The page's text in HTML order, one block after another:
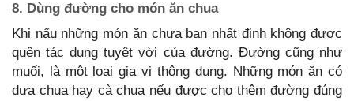
8. Dùng đường cho món ăn chua
Khi nấu những món ăn chưa bạn nhất định không được
quên tác dụng tuyệt vời của đường. Đường cũng như
muối, là một loại gia vị thông dụng. Những món ăn có
dưa chua hay cà chua nếu được cho thêm đường đúng